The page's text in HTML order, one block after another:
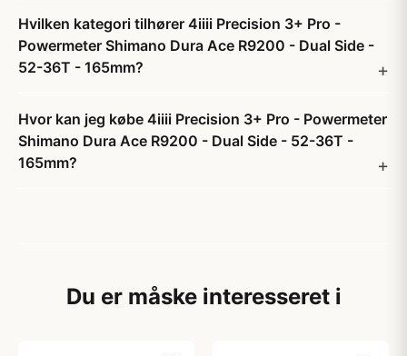
Hvilken kategori tilhører 4iiii Precision 3+ Pro -
Powermeter Shimano Dura Ace R9200 - Dual Side -
52-36T - 165mm?
Hvor kan jeg købe 4iiii Precision 3+ Pro - Powermeter
Shimano Dura Ace R9200 - Dual Side - 52-36T -
165mm?
Du er måske interesseret i